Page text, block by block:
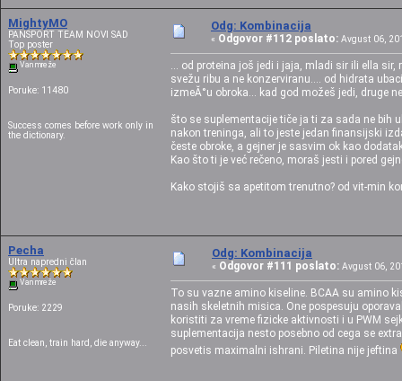
MightyMO
PANSPORT TEAM NOVI SAD
Top poster
Van mreže
Poruke: 11480
Success comes before work only in
the dictionary.
Odg: Kombinacija
« Odgovor #112 poslato: Avgust 06,
... od proteina još jedi i jaja, mladi sir ili ella
svežu ribu a ne konzerviranu.... od hidrata
izmeĂ°u obroka... kad god možeš jedi, druge
što se suplementacije tiče ja ti za sada ne bih
nakon treninga, ali to jeste jedan finansijski
česte obroke, a gejner je sasvim ok kao
Kao što ti je već rečeno, moraš jesti i pored
Kako stojiš sa apetitom trenutno? od vit-min
Pecha
Ultra napredni član
Van mreže
Poruke: 2229
Eat clean, train hard, die anyway...
Odg: Kombinacija
« Odgovor #111 poslato: Avgust 06,
To su vazne amino kiseline. BCAA su amino
nasih skeletnih misica. One pospesuju
koristiti za vreme fizicke aktivnosti i u PWM
suplementacija nesto posebno od cega se
posvetis maximalni ishrani. Piletina nije jeftina